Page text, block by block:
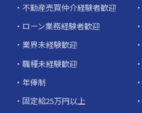
不動産売買仲介経験者歓迎
ローン業務経験者歓迎
業界未経験歓迎
職種未経験歓迎
年俸制
固定給25万円以上